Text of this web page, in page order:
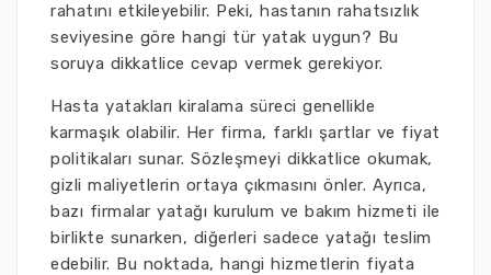
rahatını etkileyebilir. Peki, hastanın rahatsızlık
seviyesine göre hangi tür yatak uygun? Bu
soruya dikkatlice cevap vermek gerekiyor.
Hasta yatakları kiralama süreci genellikle
karmaşık olabilir. Her firma, farklı şartlar ve fiyat
politikaları sunar. Sözleşmeyi dikkatlice okumak,
gizli maliyetlerin ortaya çıkmasını önler. Ayrıca,
bazı firmalar yatağı kurulum ve bakım hizmeti ile
birlikte sunarken, diğerleri sadece yatağı teslim
edebilir. Bu noktada, hangi hizmetlerin fiyata